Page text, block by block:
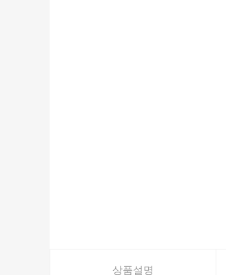
상품설명